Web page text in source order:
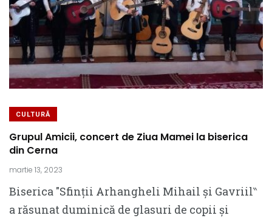
CULTURĂ
Grupul Amicii, concert de Ziua Mamei la biserica
din Cerna
martie 13, 2023
Biserica ″Sfinții Arhangheli Mihail și Gavriil‶
a răsunat duminică de glasuri de copii și